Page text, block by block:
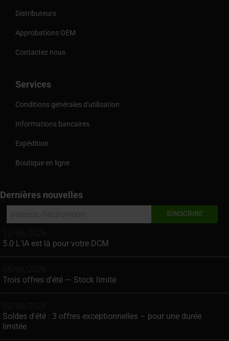
Distributeurs
Approbations OEM
Contactez nous
Services
Conditions générales d'utilisation
Informations bancaires
Expédition
Boutique en ligne
Dernières nouvelles
5.0 L'IA est là pour votre DCM
Trois offres d'été — Stock limité
Soldes d'été : 3 offres exceptionnelles – pour une durée
limitée